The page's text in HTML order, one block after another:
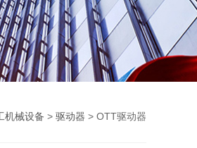
机械设备 > 驱动器 > OTT驱动器